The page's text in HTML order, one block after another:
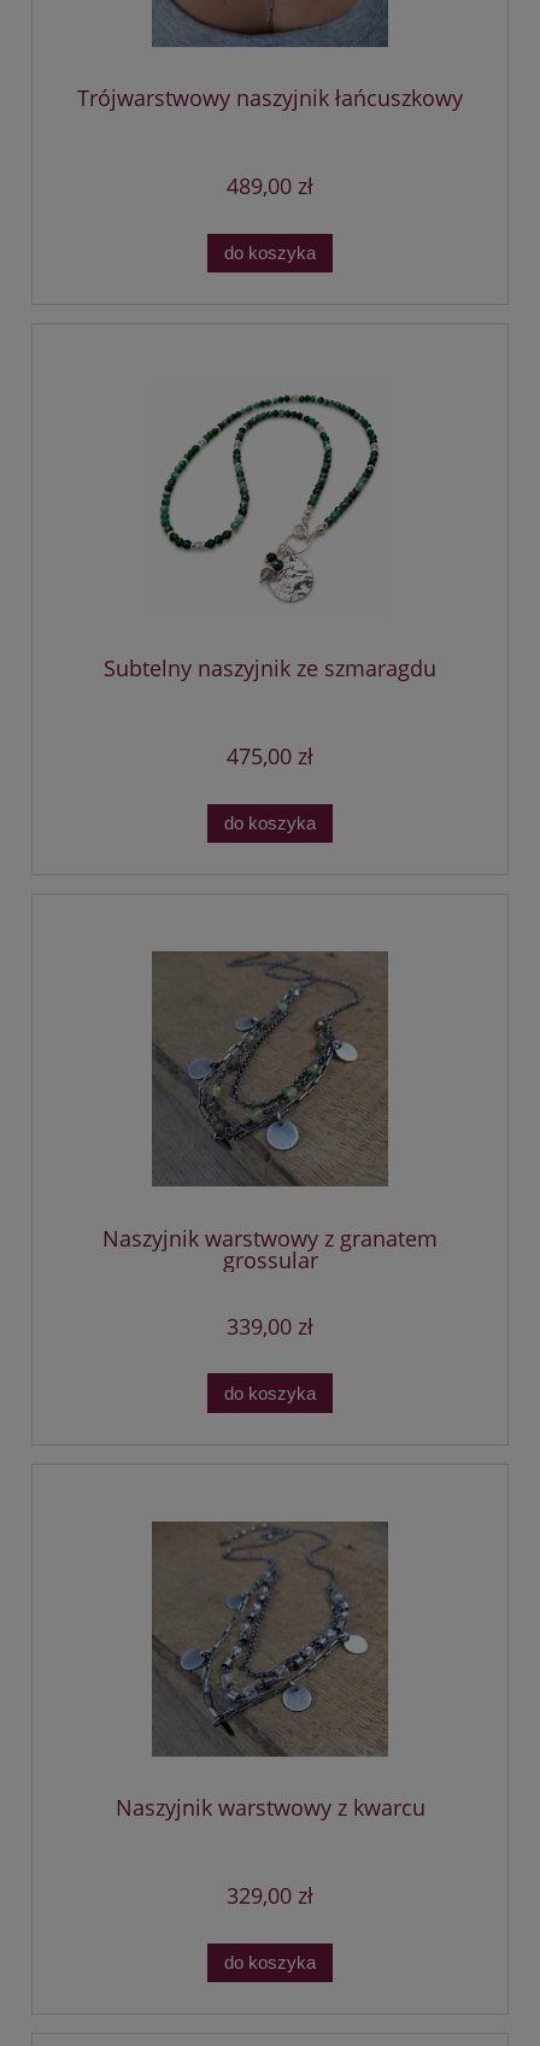
Trójwarstwowy naszyjnik łańcuszkowy
489,00 zł
do koszyka
Subtelny naszyjnik ze szmaragdu
475,00 zł
do koszyka
Naszyjnik warstwowy z granatem
grossular
339,00 zł
do koszyka
Naszyjnik warstwowy z kwarcu
329,00 zł
do koszyka